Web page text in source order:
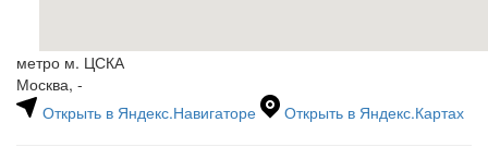
метро м. ЦСКА
Москва, -
Открыть в Яндекс.Навигаторе
Открыть в Яндекс.Картах